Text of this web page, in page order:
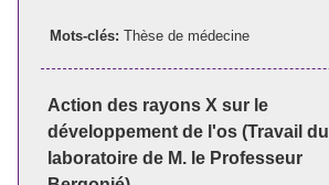
Mots-clés: Thèse de médecine
Action des rayons X sur le
développement de l'os (Travail du
laboratoire de M. le Professeur